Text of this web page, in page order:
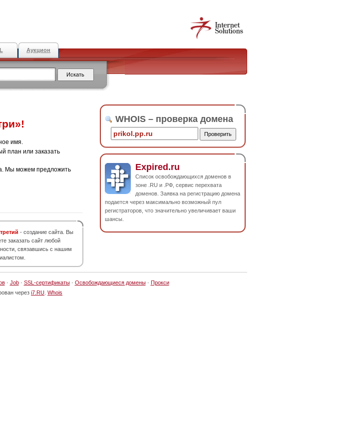
Аукцион
имя.
план или заказать
Мы можем предложить
- создание сайта. Вы
заказать сайт любой
связавшись с нашим
WHOIS – проверка домена
Expired.ru
Список освобождающихся доменов в
зоне .RU и .РФ, сервис перехвата
доменов. Заявка на регистрацию домена
подается через максимально возможный пул
регистраторов, что значительно увеличивает ваши
шансы.
· Job· SSL-сертификаты· Освобождающиеся домены· Прокси
через i7.RU Whois